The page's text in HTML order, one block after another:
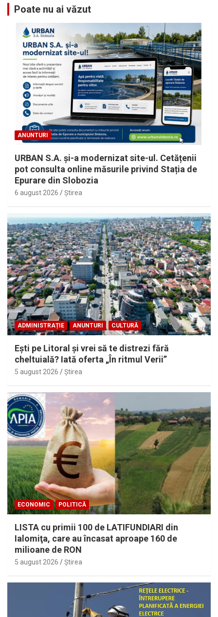
Poate nu ai văzut
ANUNTURI
URBAN S.A. și-a modernizat site-ul. Cetățenii
pot consulta online măsurile privind Stația de
Epurare din Slobozia
6 august 2026 Ştirea
ADMINISTRAȚIE ANUNTURI CULTURĂ
Eşti pe Litoral şi vrei să te distrezi fără
cheltuială? Iată oferta „În ritmul Verii”
5 august 2026 Ştirea
ECONOMIC POLITICĂ
LISTA cu primii 100 de LATIFUNDIARI din
Ialomiţa, care au încasat aproape 160 de
milioane de RON
5 august 2026 Ştirea